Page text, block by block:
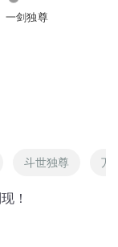
一剑独尊
斗世独尊 万
！